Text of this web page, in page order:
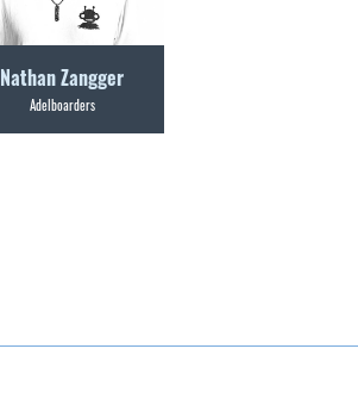
Nathan Zangger
Adelboarders